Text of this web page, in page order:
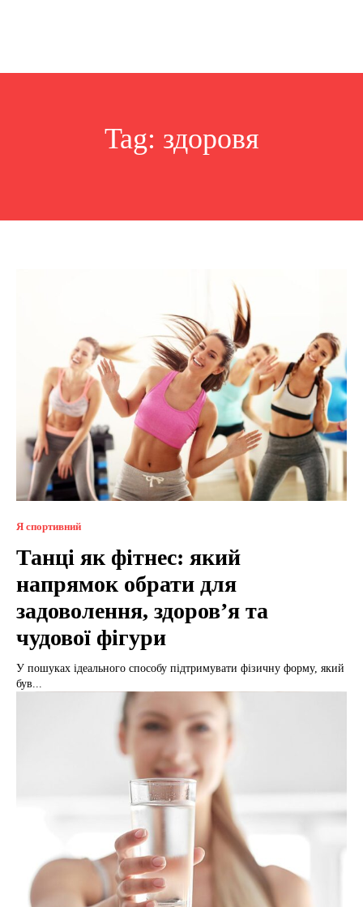
Tag: здоровя
Я спортивний
Танці як фітнес: який
напрямок обрати для
задоволення, здоров’я та
чудової фігури
У пошуках ідеального способу підтримувати фізичну форму, який
був...